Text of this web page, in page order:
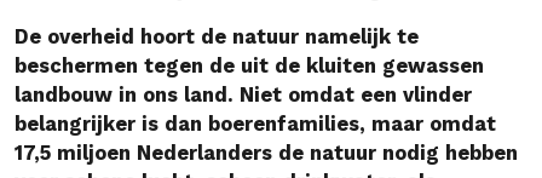
De overheid hoort de natuur namelijk te
beschermen tegen de uit de kluiten gewassen
landbouw in ons land. Niet omdat een vlinder
belangrijker is dan boerenfamilies, maar omdat
17,5 miljoen Nederlanders de natuur nodig hebben